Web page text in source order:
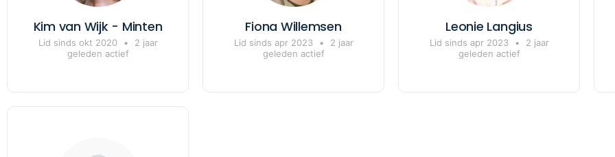
Kim van Wijk - Minten
Lid sinds okt 2020 •
2 jaar
geleden actief
Fiona Willemsen
Lid sinds apr 2023 •
2 jaar
geleden actief
Leonie Langius
Lid sinds apr 2023 •
2 jaar
geleden actief